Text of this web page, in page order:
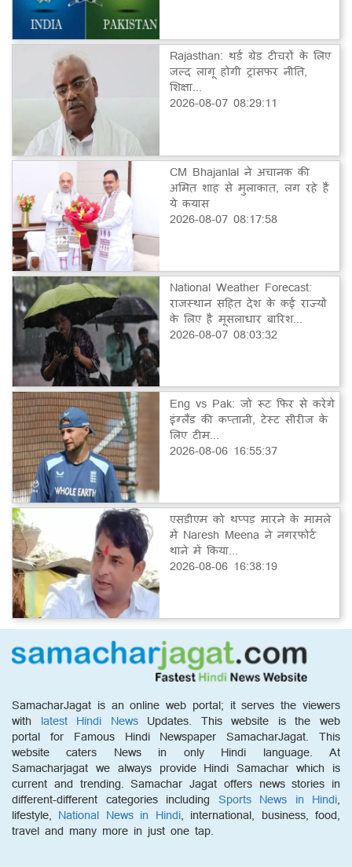
Rajasthan: थर्ड ग्रेड टीचरों के लिए
जल्द लागू होगी ट्रांसफर नीति,
शिक्षा...
2026-08-07 08:29:11
CM Bhajanlal ने अचानक की
अमित शाह से मुलाकात, लग रहे हैं
ये कयास
2026-08-07 08:17:58
National Weather Forecast:
राजस्थान सहित देश के कई राज्यों
के लिए है मूसलाधार बारिश...
2026-08-07 08:03:32
Eng vs Pak: जो रूट फिर से करेंगे
इंग्लैंड की कप्तानी, टेस्ट सीरीज के
लिए टीम...
2026-08-06 16:55:37
एसडीएम को थप्पड़ मारने के मामले
में Naresh Meena ने नगरफोर्ट
थाने में किया...
2026-08-06 16:38:19
SamacharJagat is an online web portal; it serves the viewers
with latest Hindi NewsUpdates. This website is the web
portal for Famous Hindi Newspaper SamacharJagat. This
website caters News in only Hindi language. At
Samacharjagat we always provide Hindi Samachar which is
current and trending. Samachar Jagat offers news stories in
different-different categories including Sports News in Hindi,
lifestyle, National News in Hindi, international, business, food,
travel and many more in just one tap.